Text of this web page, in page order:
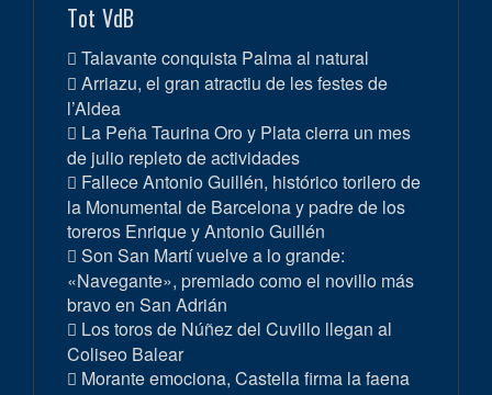
Tot VdB
Talavante conquista Palma al natural
Arriazu, el gran atractiu de les festes de
l’Aldea
La Peña Taurina Oro y Plata cierra un mes
de julio repleto de actividades
Fallece Antonio Guillén, histórico torilero de
la Monumental de Barcelona y padre de los
toreros Enrique y Antonio Guillén
Son San Martí vuelve a lo grande:
«Navegante», premiado como el novillo más
bravo en San Adrián
Los toros de Núñez del Cuvillo llegan al
Coliseo Balear
Morante emociona, Castella firma la faena